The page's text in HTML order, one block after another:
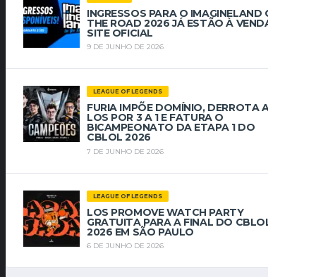
INGRESSOS PARA O IMAGINELAND ON
THE ROAD 2026 JÁ ESTÃO À VENDA NO
SITE OFICIAL
9 DE JUNHO DE 2026
LEAGUE OF LEGENDS
FURIA IMPÕE DOMÍNIO, DERROTA A
LOS POR 3 A 1 E FATURA O
BICAMPEONATO DA ETAPA 1 DO
CBLOL 2026
7 DE JUNHO DE 2026
LEAGUE OF LEGENDS
LOS PROMOVE WATCH PARTY
GRATUITA PARA A FINAL DO CBLOL
2026 EM SÃO PAULO
6 DE JUNHO DE 2026